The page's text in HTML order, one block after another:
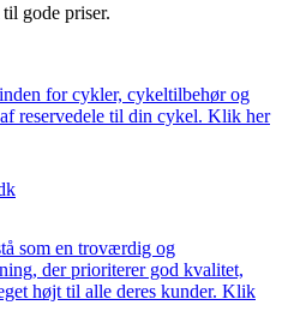
gode priser.
for cykler, cykeltilbehør og
reservedele til din cykel. Klik her
som en troværdig og
der prioriterer god kvalitet,
højt til alle deres kunder. Klik